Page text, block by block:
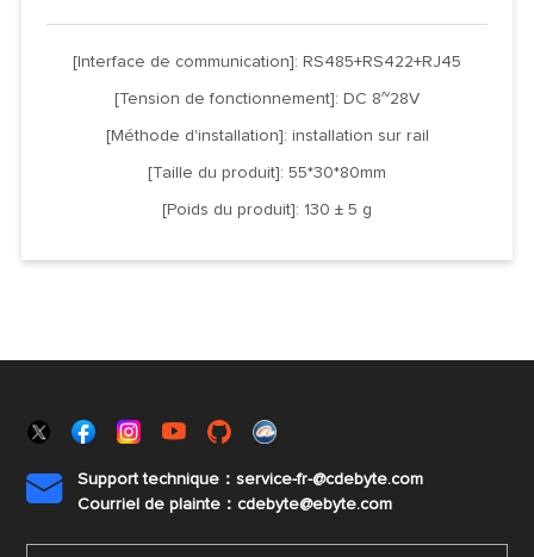
[Interface de communication]: RS485+RS422+RJ45
[Tension de fonctionnement]: DC 8~28V
[Méthode d'installation]: installation sur rail
[Taille du produit]: 55*30*80mm
[Poids du produit]: 130 ± 5 g

Support technique：service-fr-@cdebyte.com
Courriel de plainte：cdebyte@ebyte.com